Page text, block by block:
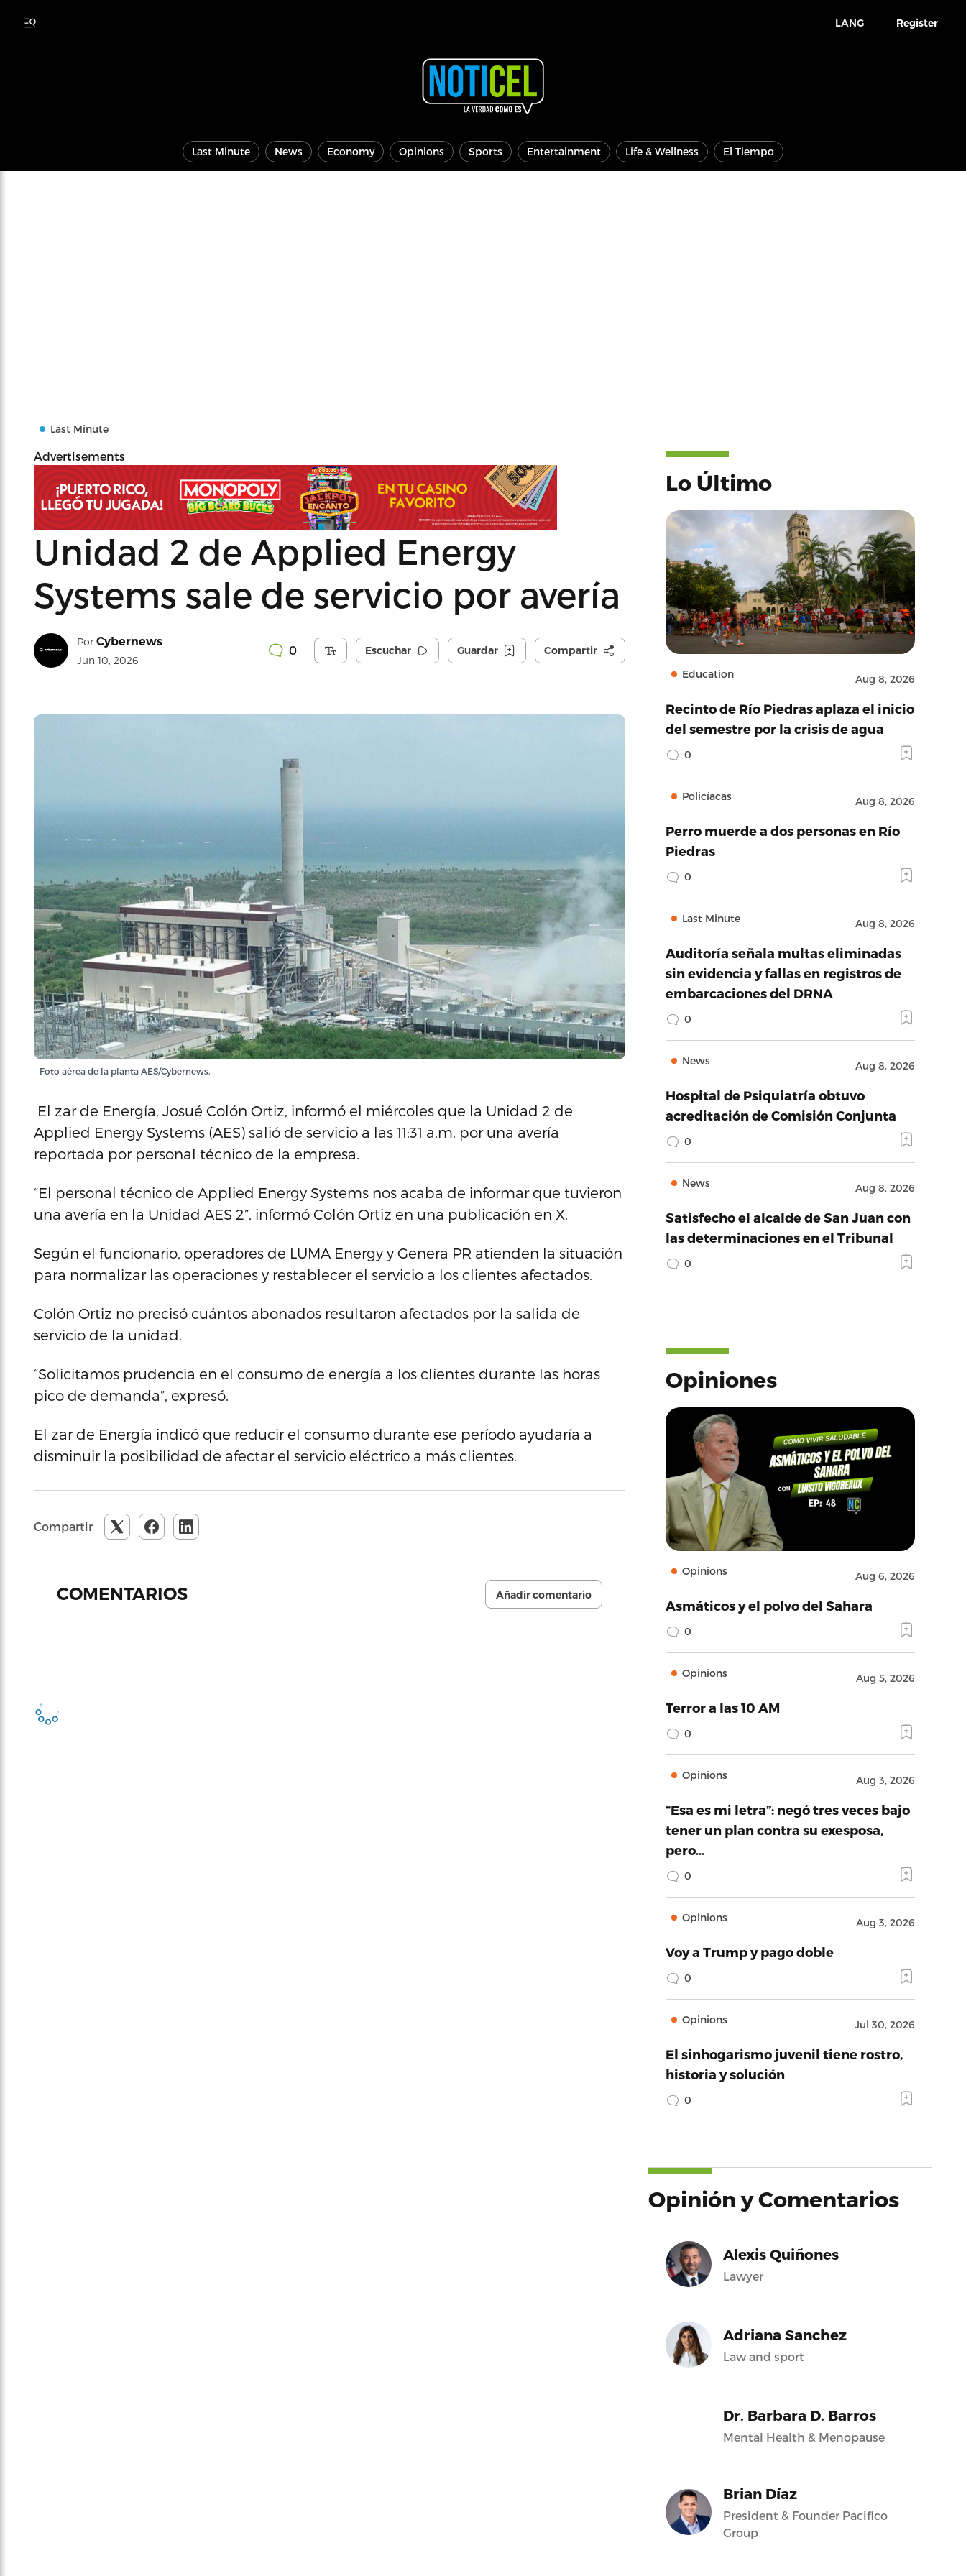
LANG Register
Last Minute News Economy Opinions Sports Entertainment Life & Wellness El Tiempo
Last Minute
Advertisements
Unidad 2 de Applied Energy
Systems sale de servicio por avería
Por Cybernews
Jun 10, 2026
0 Escuchar Guardar Compartir
Foto aérea de la planta AES/Cybernews.
El zar de Energía, Josué Colón Ortiz, informó el miércoles que la Unidad 2 de
Applied Energy Systems (AES) salió de servicio a las 11:31 a.m. por una avería
reportada por personal técnico de la empresa.
“El personal técnico de Applied Energy Systems nos acaba de informar que tuvieron
una avería en la Unidad AES 2”, informó Colón Ortiz en una publicación en X.
Según el funcionario, operadores de LUMA Energy y Genera PR atienden la situación
para normalizar las operaciones y restablecer el servicio a los clientes afectados.
Colón Ortiz no precisó cuántos abonados resultaron afectados por la salida de
servicio de la unidad.
“Solicitamos prudencia en el consumo de energía a los clientes durante las horas
pico de demanda”, expresó.
El zar de Energía indicó que reducir el consumo durante ese período ayudaría a
disminuir la posibilidad de afectar el servicio eléctrico a más clientes.
Compartir
COMENTARIOS Añadir comentario
Lo Último
Education Aug 8, 2026
Recinto de Río Piedras aplaza el inicio
del semestre por la crisis de agua
0
Policíacas Aug 8, 2026
Perro muerde a dos personas en Río
Piedras
0
Last Minute Aug 8, 2026
Auditoría señala multas eliminadas
sin evidencia y fallas en registros de
embarcaciones del DRNA
0
News Aug 8, 2026
Hospital de Psiquiatría obtuvo
acreditación de Comisión Conjunta
0
News Aug 8, 2026
Satisfecho el alcalde de San Juan con
las determinaciones en el Tribunal
0
Opiniones
Opinions Aug 6, 2026
Asmáticos y el polvo del Sahara
0
Opinions Aug 5, 2026
Terror a las 10 AM
0
Opinions Aug 3, 2026
“Esa es mi letra”: negó tres veces bajo
tener un plan contra su exesposa,
pero…
0
Opinions Aug 3, 2026
Voy a Trump y pago doble
0
Opinions Jul 30, 2026
El sinhogarismo juvenil tiene rostro,
historia y solución
0
Opinión y Comentarios
Alexis Quiñones
Lawyer
Adriana Sanchez
Law and sport
Dr. Barbara D. Barros
Mental Health & Menopause
Brian Díaz
President & Founder Pacifico
Group